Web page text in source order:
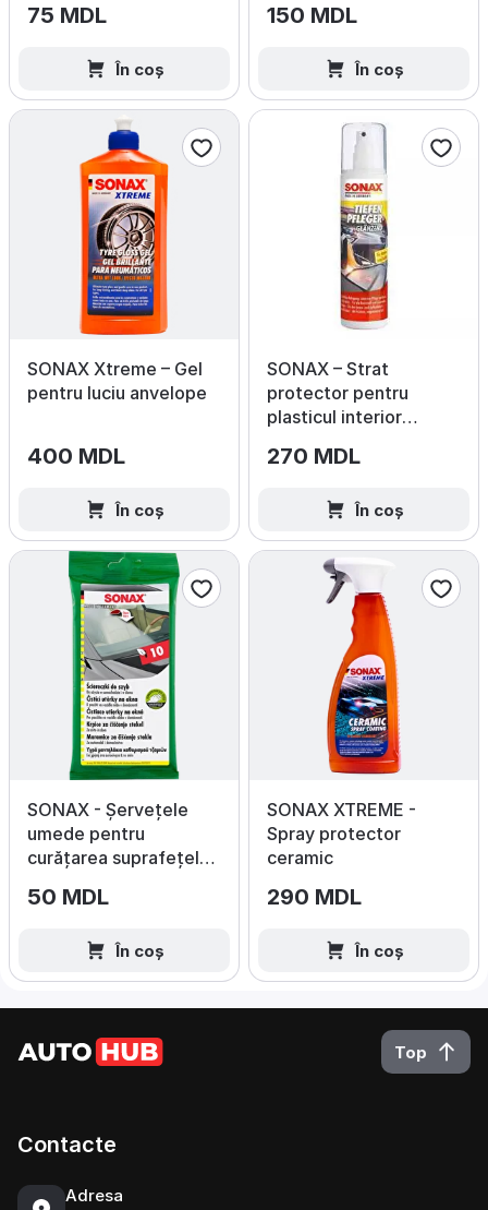
75 MDL
În coș
150 MDL
În coș
SONAX Xtreme – Gel
pentru luciu anvelope
400 MDL
În coș
SONAX – Strat
protector pentru
plasticul interior
270 MDL
În coș
SONAX - Șervețele
umede pentru
curățarea suprafețelor
50 MDL
În coș
SONAX XTREME -
Spray protector
ceramic
290 MDL
În coș
Top
Contacte
Adresa